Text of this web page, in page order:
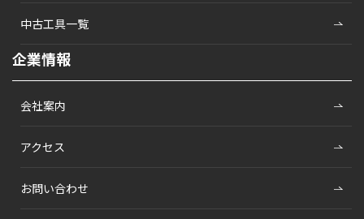
中古工具一覧
企業情報
会社案内
アクセス
お問い合わせ